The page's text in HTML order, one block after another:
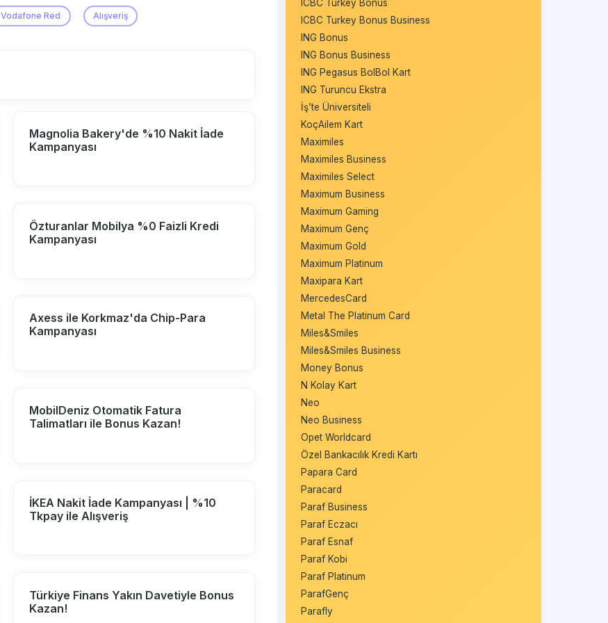
Vodafone Red Alışveriş
Magnolia Bakery'de %10 Nakit İade
Kampanyası
Özturanlar Mobilya %0 Faizli Kredi
Kampanyası
Axess ile Korkmaz'da Chip-Para
Kampanyası
MobilDeniz Otomatik Fatura
Talimatları ile Bonus Kazan!
İKEA Nakit İade Kampanyası | %10
Tkpay ile Alışveriş
Türkiye Finans Yakın Davetiyle Bonus
Kazan!
ICBC Turkey Bonus
ICBC Turkey Bonus Business
ING Bonus
ING Bonus Business
ING Pegasus BolBol Kart
ING Turuncu Ekstra
İş’te Üniversiteli
KoçAilem Kart
Maximiles
Maximiles Business
Maximiles Select
Maximum Business
Maximum Gaming
Maximum Genç
Maximum Gold
Maximum Platinum
Maxipara Kart
MercedesCard
Metal The Platinum Card
Miles&Smiles
Miles&Smiles Business
Money Bonus
N Kolay Kart
Neo
Neo Business
Opet Worldcard
Özel Bankacılık Kredi Kartı
Papara Card
Paracard
Paraf Business
Paraf Eczacı
Paraf Esnaf
Paraf Kobi
Paraf Platinum
ParafGenç
Parafly